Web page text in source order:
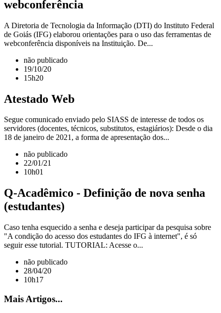
webconferência
A Diretoria de Tecnologia da Informação (DTI) do Instituto Federal
de Goiás (IFG) elaborou orientações para o uso das ferramentas de
webconferência disponíveis na Instituição. De...
não publicado
19/10/20
15h20
Atestado Web
Segue comunicado enviado pelo SIASS de interesse de todos os
servidores (docentes, técnicos, substitutos, estagiários): Desde o dia
18 de janeiro de 2021, a forma de apresentação dos...
não publicado
22/01/21
10h01
Q-Acadêmico - Definição de nova senha
(estudantes)
Caso tenha esquecido a senha e deseja participar da pesquisa sobre
"A condição do acesso dos estudantes do IFG à internet", é só
seguir esse tutorial. TUTORIAL: Acesse o...
não publicado
28/04/20
10h17
Mais Artigos...